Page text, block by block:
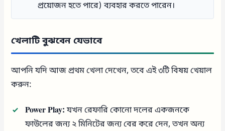
প্রয়োজন হতে পারে) ব্যবহার করতে পারেন।
খেলাটি বুঝবেন যেভাবে
আপনি যদি আজ প্রথম খেলা দেখেন, তবে এই ৩টি বিষয় খেয়াল
করুন:
Power Play:যখন রেফারি কোনো দলের একজনকে
ফাউলের জন্য ২ মিনিটের জন্য বের করে দেন, তখন অন্য